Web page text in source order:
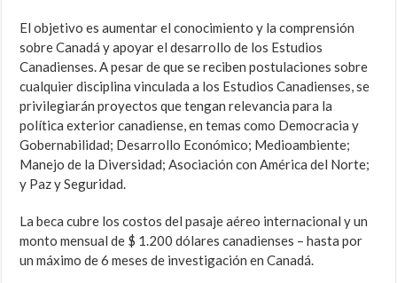
El objetivo es aumentar el conocimiento y la comprensión
sobre Canadá y apoyar el desarrollo de los Estudios
Canadienses. A pesar de que se reciben postulaciones sobre
cualquier disciplina vinculada a los Estudios Canadienses, se
privilegiarán proyectos que tengan relevancia para la
política exterior canadiense, en temas como Democracia y
Gobernabilidad; Desarrollo Económico; Medioambiente;
Manejo de la Diversidad; Asociación con América del Norte;
y Paz y Seguridad.
La beca cubre los costos del pasaje aéreo internacional y un
monto mensual de $ 1.200 dólares canadienses – hasta por
un máximo de 6 meses de investigación en Canadá.